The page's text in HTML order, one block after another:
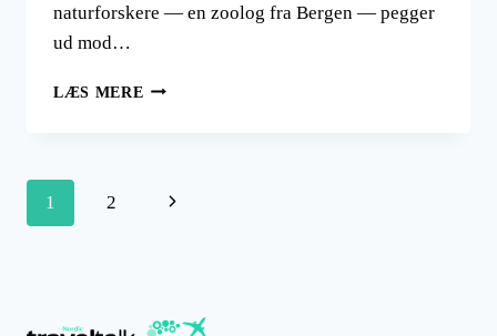
naturforskere — en zoolog fra Bergen — pegger
ud mod…
LÆS MERE EKSPEDITIONSKRYDSTOGT
AUTENTISK
Side
1 2
Næste